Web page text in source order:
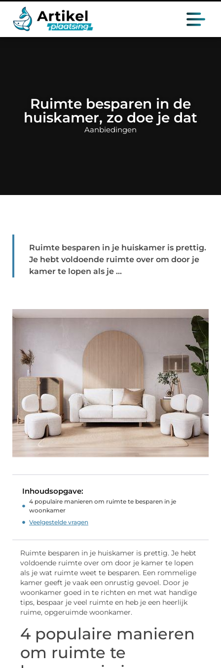
Ruimte besparen in de
huiskamer, zo doe je dat
Aanbiedingen
Ruimte besparen in je huiskamer is prettig.
Je hebt voldoende ruimte over om door je
kamer te lopen als je ...
Inhoudsopgave:
4 populaire manieren om ruimte te besparen in je
woonkamer
Veelgestelde vragen
Ruimte besparen in je huiskamer is prettig. Je hebt
voldoende ruimte over om door je kamer te lopen
als je wat ruimte weet te besparen. Een rommelige
kamer geeft je vaak een onrustig gevoel. Door je
woonkamer goed in te richten en met wat handige
tips, bespaar je veel ruimte en heb je een heerlijk
ruime, opgeruimde woonkamer.
4 populaire manieren
om ruimte te